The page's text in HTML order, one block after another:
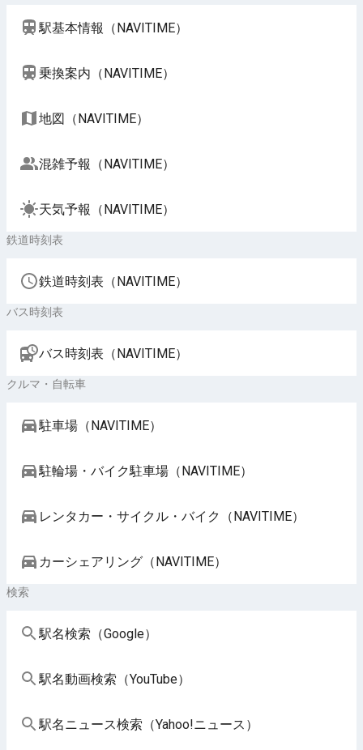
駅基本情報（NAVITIME）
乗換案内（NAVITIME）
地図（NAVITIME）
混雑予報（NAVITIME）
天気予報（NAVITIME）
鉄道時刻表
鉄道時刻表（NAVITIME）
バス時刻表
バス時刻表（NAVITIME）
クルマ・自転車
駐車場（NAVITIME）
駐輪場・バイク駐車場（NAVITIME）
レンタカー・サイクル・バイク（NAVITIME）
カーシェアリング（NAVITIME）
検索
駅名検索（Google）
駅名動画検索（YouTube）
駅名ニュース検索（Yahoo!ニュース）